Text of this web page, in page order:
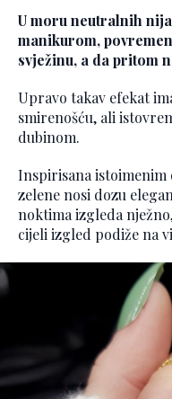
U moru neutralnih
manikurom,
svježinu, a da pritom
Upravo takav efekat
smirenošću, ali
dubinom.
Inspirisana istoimenim
zelene nosi dozu
noktima izgleda
cijeli izgled podiže na